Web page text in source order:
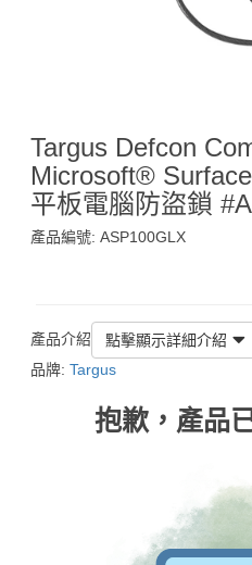
Targus Defcon
Microsoft®
平板電腦防盜鎖
產品編號: ASP100GLX
產品介紹
點擊顯示詳細介紹
品牌: Targus
抱歉，產